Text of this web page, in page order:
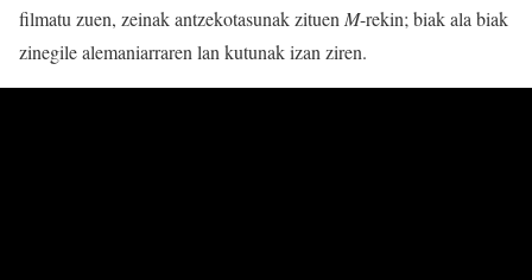
filmatu zuen, zeinak antzekotasunak zituenM-rekin; biak ala biak
zinegile alemaniarraren lan kutunak izan ziren.